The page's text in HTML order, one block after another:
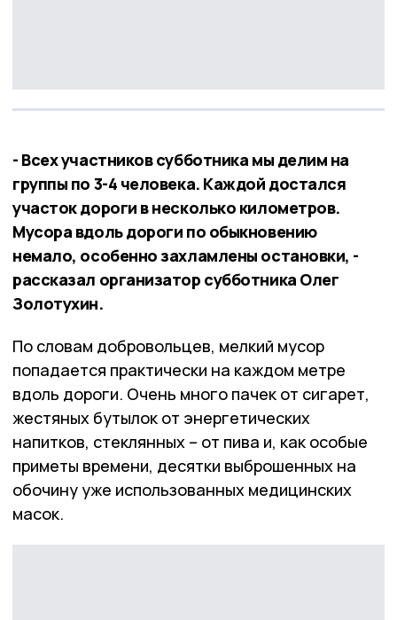
- Всех участников субботника мы делим на
группы по 3-4 человека. Каждой достался
участок дороги в несколько километров.
Мусора вдоль дороги по обыкновению
немало, особенно захламлены остановки, -
рассказал организатор субботника Олег
Золотухин.
По словам добровольцев, мелкий мусор
попадается практически на каждом метре
вдоль дороги. Очень много пачек от сигарет,
жестяных бутылок от энергетических
напитков, стеклянных – от пива и, как особые
приметы времени, десятки выброшенных на
обочину уже использованных медицинских
масок.